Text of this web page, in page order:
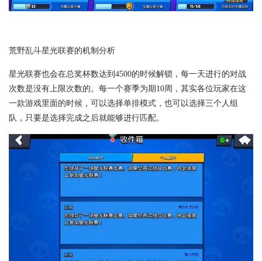
荒野乱斗星光联赛的机制分析
星光联赛也会在总奖杯数达到4500的时候解锁，每一天进行的对战
次数是没有上限次数的。每一个赛季为期10周，其实各位玩家在这
一款游戏里面的时候，可以选择单排模式，也可以选择三个人组
队，只要是选择完成之后就能够进行匹配。